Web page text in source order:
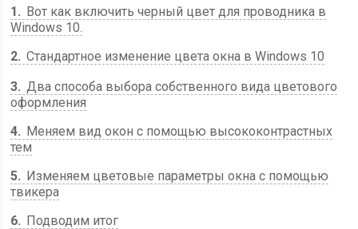
1
Вот как включить черный цвет для проводника в
Windows 10.
2 Стандартное изменение цвета окна в Windows 10
3 Два способа выбора собственного вида цветового
оформления
4
Меняем вид окон с помощью высококонтрастных
тем
5
Изменяем цветовые параметры окна с помощью
твикера
6
Подводим итог